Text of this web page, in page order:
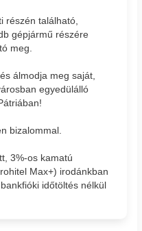
részén található,
gépjármű részére
meg.
álmodja meg saját,
egyedülálló
bizalommal.
3%-os kamatú
Max+) irodánkban
időtöltés nélkül